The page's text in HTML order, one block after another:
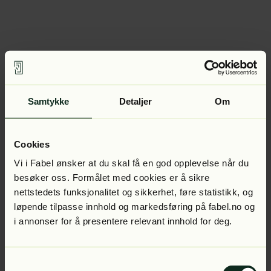
Samtykke Detaljer Om
Cookies
Vi i Fabel ønsker at du skal få en god opplevelse når du
besøker oss. Formålet med cookies er å sikre
nettstedets funksjonalitet og sikkerhet, føre statistikk, og
løpende tilpasse innhold og markedsføring på fabel.no og
i annonser for å presentere relevant innhold for deg.